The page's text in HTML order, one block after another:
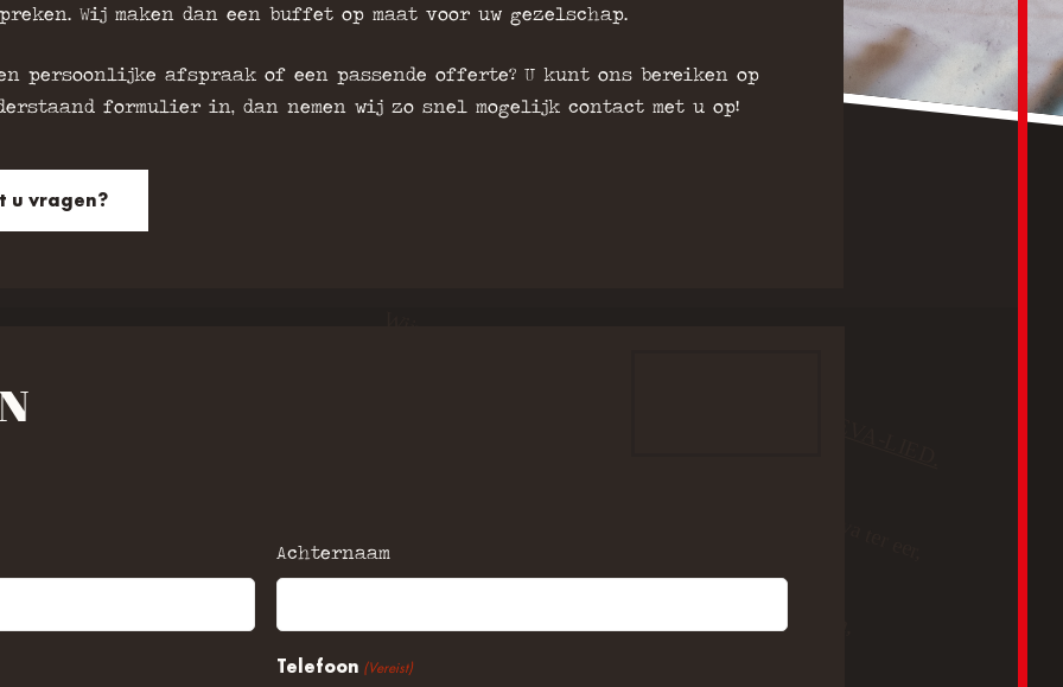
Wij maken dan een buffet op maat voor uw gezelschap.
persoonlijke afspraak of een passende offerte? U kunt ons bereiken op
formulier in, dan nemen wij zo snel mogelijk contact met u op!
u vragen?
Achternaam
Telefoon (Vereist)